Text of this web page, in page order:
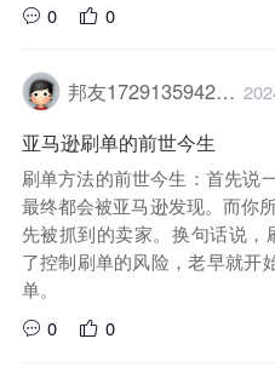
0
0
邦友1729135942029
亚马逊刷单的前世今生
刷单方法的前世今生：首先说
最终都会被亚马逊发现。而你
先被抓到的卖家。换句话说
了控制刷单的风险，老早就开
单。
0
0